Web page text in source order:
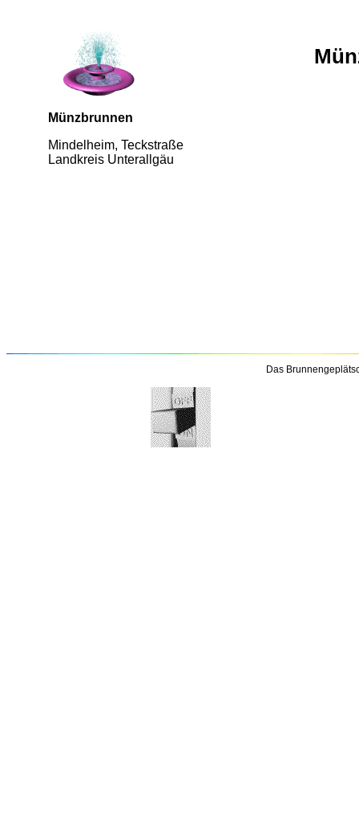
Münzbrunnen
Mindelheim, Teckstraße
Landkreis Unterallgäu
Das